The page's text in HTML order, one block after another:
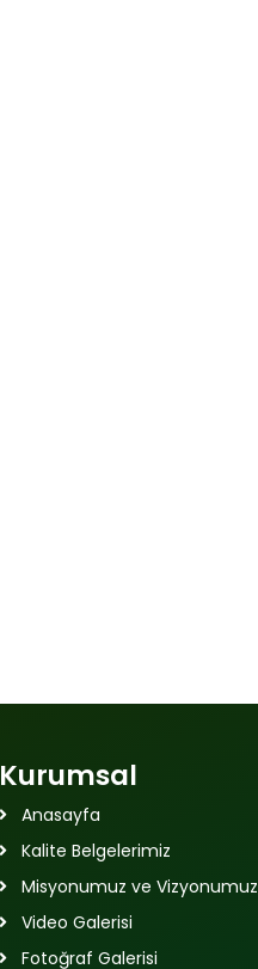
Kurumsal
Anasayfa
Kalite Belgelerimiz
Misyonumuz ve Vizyonumuz
Video Galerisi
Fotoğraf Galerisi